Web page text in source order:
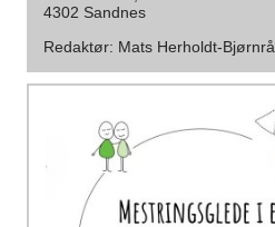
4302 Sandnes
Redaktør: Mats Herholdt-Bjørnrå